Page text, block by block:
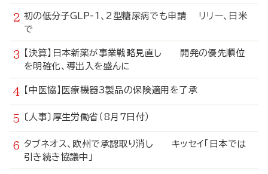
初の低分子GLP-1、2型糖尿病でも申請 リリー、日米
で
【決算】日本新薬が事業戦略見直し 開発の優先順位
を明確化、導出入を盛んに
【中医協】医療機器3製品の保険適用を了承
〔人事〕厚生労働省（8月7日付）
タブネオス、欧州で承認取り消し キッセイ「日本では
引き続き協議中」